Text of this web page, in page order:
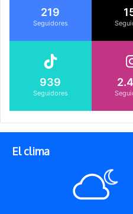
219
Seguidores
939
Seguidores
El clima